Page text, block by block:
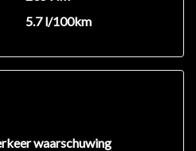
5.7 l/100km
waarschuwing